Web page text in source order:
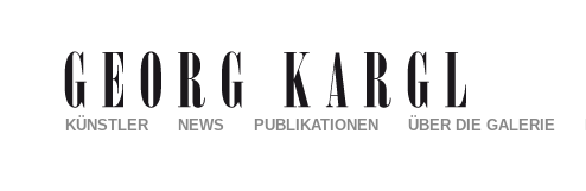
KÜNSTLER NEWS PUBLIKATIONEN ÜBER DIE GALERIE